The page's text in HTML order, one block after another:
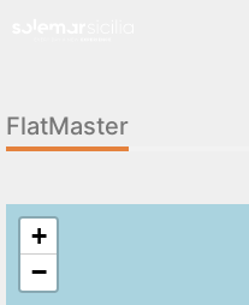
FlatMaster
+
−